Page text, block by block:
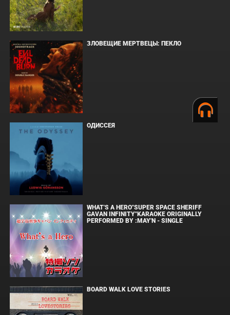
ЗЛОВЕЩИЕ МЕРТВЕЦЫ: ПЕКЛО
ОДИССЕЯ
WHAT'S A HERO"SUPER SPACE SHERIFF
GAVAN INFINITY"KARAOKE ORIGINALLY
PERFORMED BY :MAY'N - SINGLE
BOARD WALK LOVE STORIES